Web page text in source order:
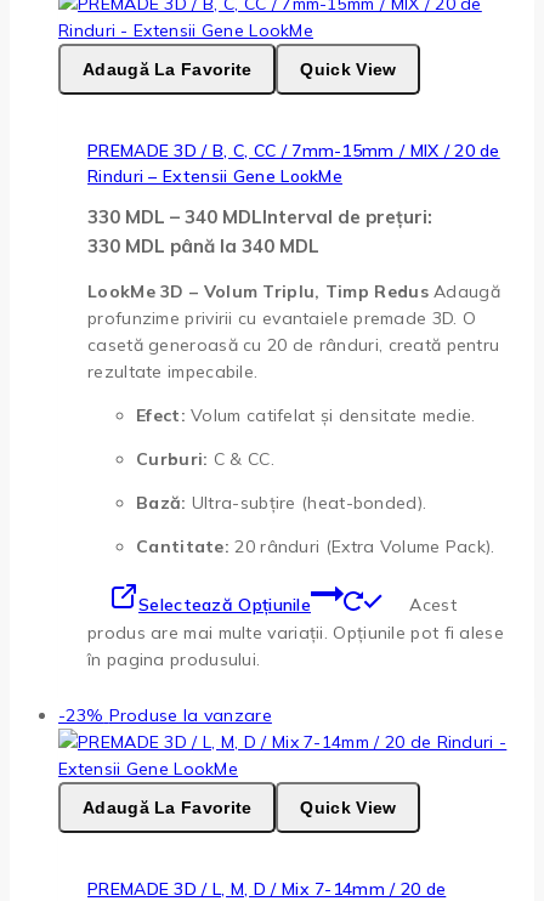
Adaugă La Favorite Quick View
PREMADE 3D / B, C, CC / 7mm-15mm / MIX / 20 de
Rinduri – Extensii Gene LookMe
330 MDL – 340 MDLInterval de prețuri:
330 MDL până la 340 MDL
LookMe 3D – Volum Triplu, Timp RedusAdaugă
profunzime privirii cu evantaiele premade 3D. O
casetă generoasă cu 20 de rânduri, creată pentru
rezultate impecabile.
Efect: Volum catifelat și densitate medie.
Curburi: C & CC.
Bază: Ultra-subțire (heat-bonded).
Cantitate: 20 rânduri (Extra Volume Pack).
Selectează Opțiunile
Acest
produs are mai multe variații. Opțiunile pot fi alese
în pagina produsului.
-23% Produse la vanzare
Adaugă La Favorite Quick View
PREMADE 3D / L, M, D / Mix 7-14mm / 20 de